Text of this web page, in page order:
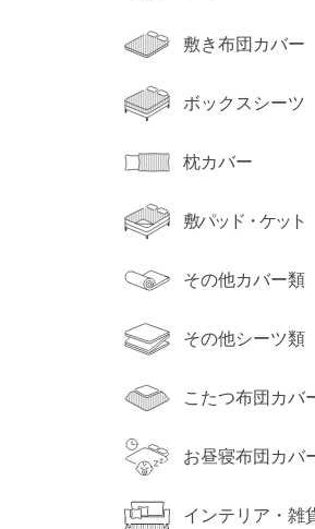
敷き布団カバー
ボックスシーツ
枕カバー
敷パッド・ケット
その他カバー類
その他シーツ類
こたつ布団カバ
お昼寝布団カバ
インテリア・雑